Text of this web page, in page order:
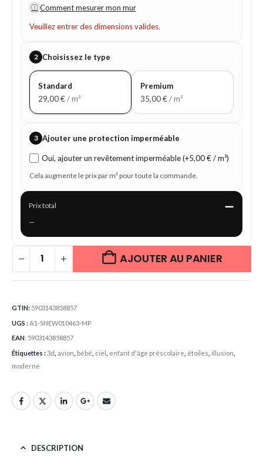
ⓘ Comment mesurer mon mur
Veuillez entrer des dimensions valides.
2 Choisissez le type
Standard
29,00€/ m²
Premium
35,00€/ m²
3 Ajouter une protection imperméable
Oui, ajouter un revêtement imperméable (+5,00 € / m²)
Cela augmente le prix par m² pour toute la commande.
Prix total —
—
AJOUTER AU PANIER
GTIN: 5903143858857
UGS :A1-SNEW010463-MP
EAN: 5903143858857
Étiquettes :3d avion bébé ciel enfant d'âge préscolaire étoiles illusion
moderne
DESCRIPTION